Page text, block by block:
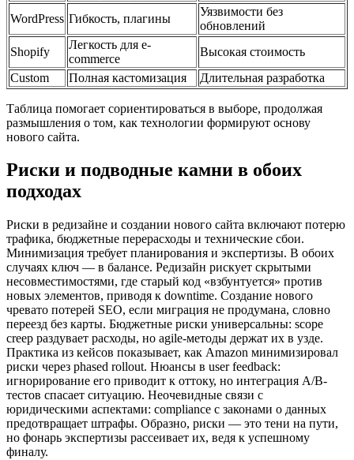
WordPress Гибкость, плагины
Уязвимости без
обновлений
Shopify
Легкость для e-
commerce
Высокая стоимость
Custom
Полная кастомизация Длительная разработка
Таблица помогает сориентироваться в выборе, продолжая
размышления о том, как технологии формируют основу
нового сайта.
Риски и подводные камни в обоих
подходах
Риски в редизайне и создании нового сайта включают потерю
трафика, бюджетные перерасходы и технические сбои.
Минимизация требует планирования и экспертизы. В обоих
случаях ключ — в балансе. Редизайн рискует скрытыми
несовместимостями, где старый код «взбунтуется» против
новых элементов, приводя к downtime. Создание нового
чревато потерей SEO, если миграция не продумана, словно
переезд без карты. Бюджетные риски универсальны: scope
creep раздувает расходы, но agile-методы держат их в узде.
Практика из кейсов показывает, как Amazon минимизировал
риски через phased rollout. Нюансы в user feedback:
игнорирование его приводит к оттоку, но интеграция A/B-
тестов спасает ситуацию. Неочевидные связи с
юридическими аспектами: compliance с законами о данных
предотвращает штрафы. Образно, риски — это тени на пути,
но фонарь экспертизы рассеивает их, ведя к успешному
финалу.